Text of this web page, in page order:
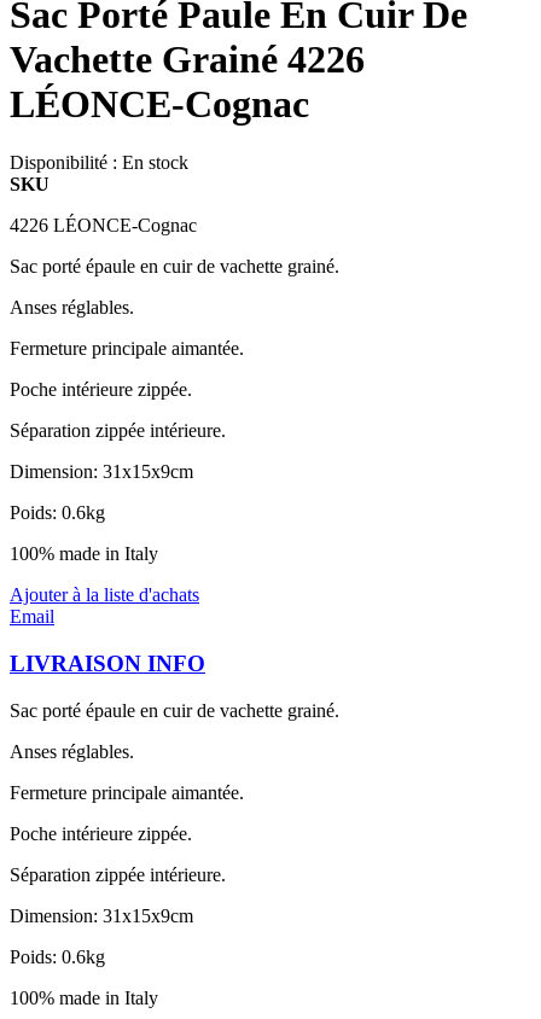
Sac Porté Paule En Cuir De
Vachette Grainé 4226
LÉONCE-Cognac
Disponibilité : En stock
SKU
4226 LÉONCE-Cognac
Sac porté épaule en cuir de vachette grainé.
Anses réglables.
Fermeture principale aimantée.
Poche intérieure zippée.
Séparation zippée intérieure.
Dimension: 31x15x9cm
Poids: 0.6kg
100% made in Italy
Ajouter à la liste d'achats
Email
LIVRAISON INFO
Sac porté épaule en cuir de vachette grainé.
Anses réglables.
Fermeture principale aimantée.
Poche intérieure zippée.
Séparation zippée intérieure.
Dimension: 31x15x9cm
Poids: 0.6kg
100% made in Italy